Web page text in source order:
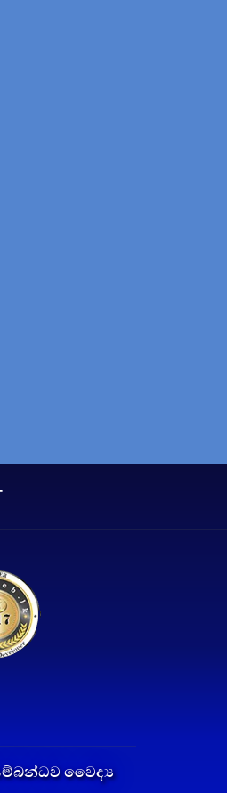
වෛද්‍ය